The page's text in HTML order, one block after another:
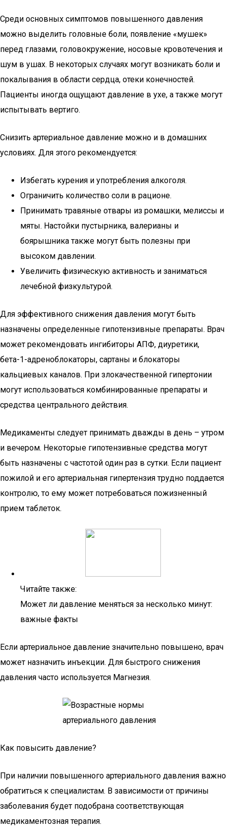
Среди основных симптомов повышенного давления
можно выделить головные боли, появление «мушек»
перед глазами, головокружение, носовые кровотечения и
шум в ушах. В некоторых случаях могут возникать боли и
покалывания в области сердца, отеки конечностей.
Пациенты иногда ощущают давление в ухе, а также могут
испытывать вертиго.
Снизить артериальное давление можно и в домашних
условиях. Для этого рекомендуется:
Избегать курения и употребления алкоголя.
Ограничить количество соли в рационе.
Принимать травяные отвары из ромашки, мелиссы и
мяты. Настойки пустырника, валерианы и
боярышника также могут быть полезны при
высоком давлении.
Увеличить физическую активность и заниматься
лечебной физкультурой.
Для эффективного снижения давления могут быть
назначены определенные гипотензивные препараты. Врач
может рекомендовать ингибиторы АПФ, диуретики,
бета-1-адреноблокаторы, сартаны и блокаторы
кальциевых каналов. При злокачественной гипертонии
могут использоваться комбинированные препараты и
средства центрального действия.
Медикаменты следует принимать дважды в день – утром
и вечером. Некоторые гипотензивные средства могут
быть назначены с частотой один раз в сутки. Если пациент
пожилой и его артериальная гипертензия трудно поддается
контролю, то ему может потребоваться пожизненный
прием таблеток.
Читайте также:
Может ли давление меняться за несколько минут:
важные факты
Если артериальное давление значительно повышено, врач
может назначить инъекции. Для быстрого снижения
давления часто используется Магнезия.
Как повысить давление?
При наличии повышенного артериального давления важно
обратиться к специалистам. В зависимости от причины
заболевания будет подобрана соответствующая
медикаментозная терапия.